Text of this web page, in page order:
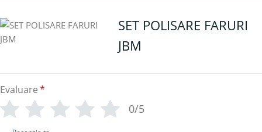
SET POLISARE FARURI
JBM
Evaluare*
0/5